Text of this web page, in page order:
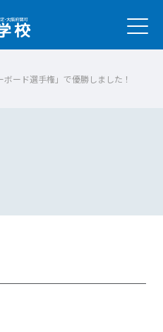
ード選手権」で優勝しました！